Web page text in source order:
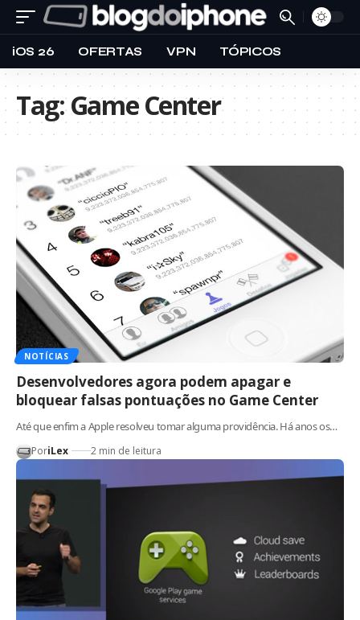
iOS 26 OFERTAS VPN TÓPICOS
Tag:Game Center
NOTÍCIAS
Desenvolvedores agora podem apagar e
bloquear falsas pontuações no Game Center
Até que enfim a Apple resolveu tomar alguma providência. Há anos os…
PoriLex 2 min de leitura